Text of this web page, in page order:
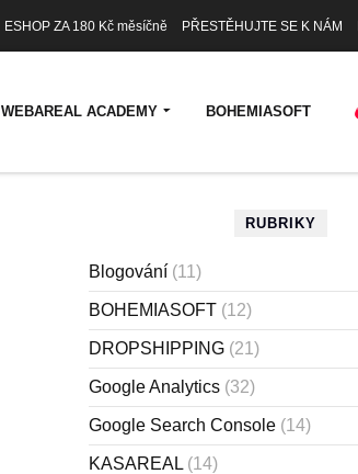
ESHOP ZA 180 Kč měsíčně PŘESTĚHUJTE SE K NÁM
WEBAREAL ACADEMY BOHEMIASOFT
RUBRIKY
Blogování (11)
BOHEMIASOFT (12)
DROPSHIPPING (21)
Google Analytics (32)
Google Search Console (14)
KASAREAL (14)